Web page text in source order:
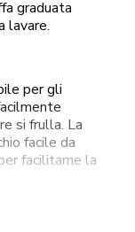
graduata
lavare.
per gli
si frulla. La
facile da
facilitarne la